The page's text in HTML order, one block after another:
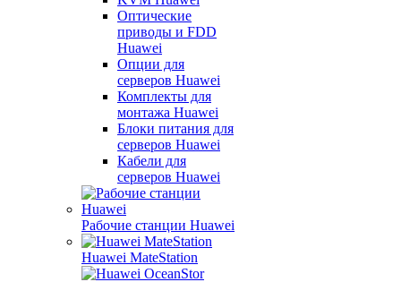
Оптические
приводы и FDD
Huawei
Опции для
серверов Huawei
Комплекты для
монтажа Huawei
Блоки питания для
серверов Huawei
Кабели для
серверов Huawei
Рабочие станции Huawei
Huawei MateStation